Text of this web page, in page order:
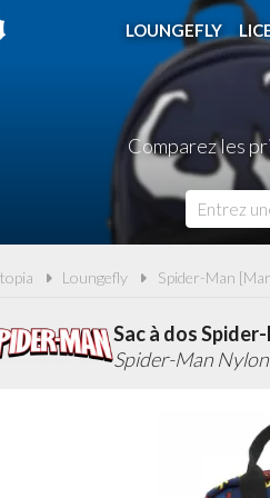
LOUNGEFLY
Comparez les
Loungefly Spider-Man
Sac à dos
Spider-Man